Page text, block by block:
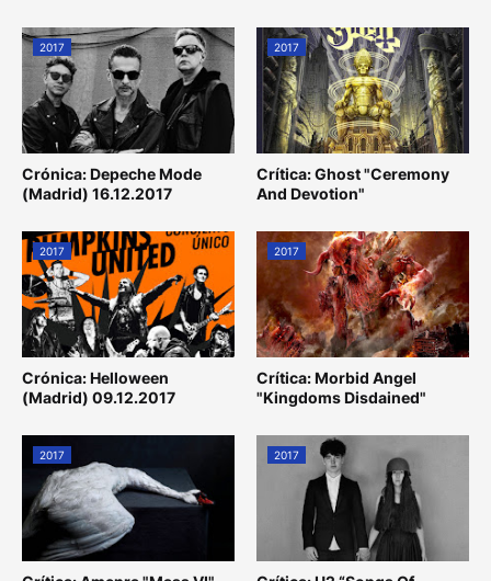
2017
Crónica: Depeche Mode
(Madrid) 16.12.2017
2017
Crítica: Ghost "Ceremony
And Devotion"
2017
Crónica: Helloween
(Madrid) 09.12.2017
2017
Crítica: Morbid Angel
"Kingdoms Disdained"
2017 2017